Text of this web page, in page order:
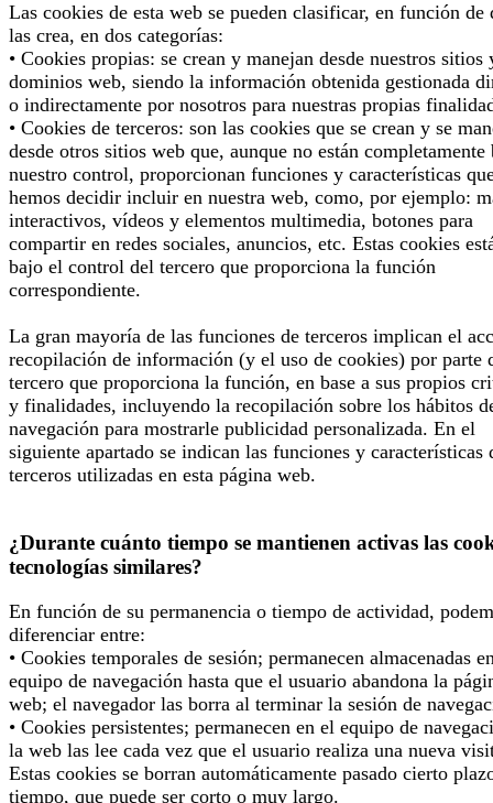
Las cookies de esta web se pueden clasificar, en función de
las crea, en dos categorías:
• Cookies propias: se crean y manejan desde nuestros sitios
dominios web, siendo la información obtenida gestionada
o indirectamente por nosotros para nuestras propias
• Cookies de terceros: son las cookies que se crean y se
desde otros sitios web que, aunque no están completamente
nuestro control, proporcionan funciones y características
hemos decidir incluir en nuestra web, como, por ejemplo:
interactivos, vídeos y elementos multimedia, botones para
compartir en redes sociales, anuncios, etc. Estas cookies
bajo el control del tercero que proporciona la función
correspondiente.
La gran mayoría de las funciones de terceros implican el
recopilación de información (y el uso de cookies) por parte
tercero que proporciona la función, en base a sus propios
y finalidades, incluyendo la recopilación sobre los hábitos
navegación para mostrarle publicidad personalizada. En el
siguiente apartado se indican las funciones y características
terceros utilizadas en esta página web.
¿Durante cuánto tiempo se mantienen activas las
tecnologías similares?
En función de su permanencia o tiempo de actividad,
diferenciar entre:
• Cookies temporales de sesión; permanecen almacenadas
equipo de navegación hasta que el usuario abandona la
web; el navegador las borra al terminar la sesión de
• Cookies persistentes; permanecen en el equipo de
la web las lee cada vez que el usuario realiza una nueva
Estas cookies se borran automáticamente pasado cierto
tiempo, que puede ser corto o muy largo.